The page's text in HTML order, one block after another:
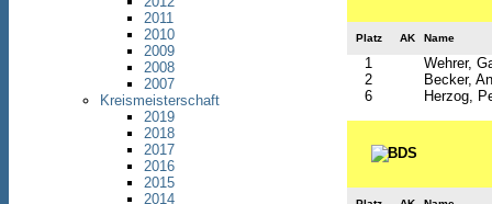
2011
2010
2009
2008
2007
Kreismeisterschaft
2019
2018
2017
2016
2015
2014
Platz AK Name
1
Wehrer,
2
Becker,
6
Herzog,